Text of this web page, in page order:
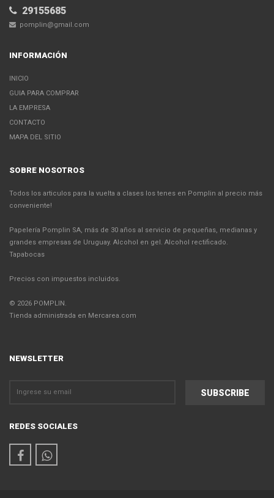
29155685
pomplin@gmail.com
INFORMACIÓN
INICIO
GUIA PARA COMPRAR
LA EMPRESA
CONTACTO
MAPA DEL SITIO
SOBRE NOSOTROS
Todos los articulos para la vuelta a clases los tenes en Pomplin al precio más
conveniente!
Papelería Pomplin SA, más de 30 años al servicio de pequeñas, medianas y
grandes empresas de Uruguay. Alcohol en gel. Alcohol rectificado.
Tapabocas
Precios con impuestos incluidos.
© 2026 POMPLIN.
Tienda administrada en Mercarea.com
NEWSLETTER
REDES SOCIALES